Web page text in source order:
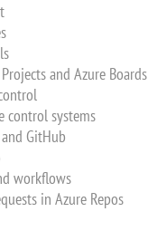
and Azure Boards
control systems
GitHub
workflows
in Azure Repos